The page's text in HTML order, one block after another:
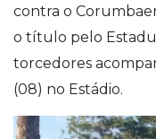
contra o
o título pelo
torcedores
(08) no Estádio.